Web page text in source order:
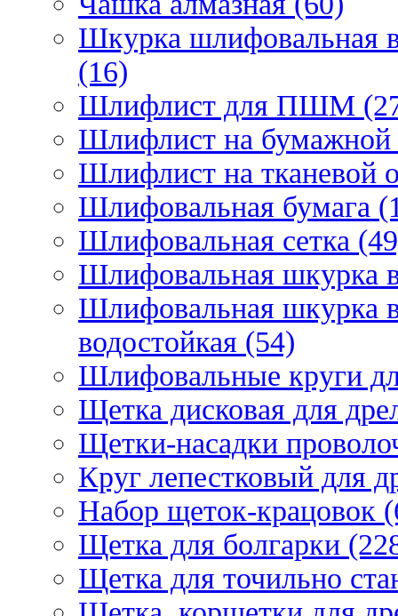
Шкурка шлифовальная
(16)
Шлифлист для ПШМ
Шлифлист на бумажной
Шлифлист на тканевой
Шлифовальная бумага
Шлифовальная сетка
Шлифовальная шкурка
Шлифовальная шкурка
водостойкая (54)
Шлифовальные круги
Щетка дисковая для
Щетки-насадки
Круг лепестковый для
Набор щеток-крацовок
Щетка для болгарки
Щетка для точильно